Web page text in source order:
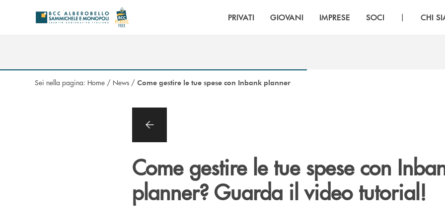
PRIVATI GIOVANI IMPRESE SOCI | CHI
Sei nella pagina: Home / News / Come gestire le tue spese con Inbank planner
Come gestire le tue spese con
planner? Guarda il video tutorial!